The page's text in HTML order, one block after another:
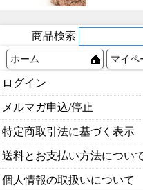
商品検索
ホーム マイペ
ログイン
メルマガ申込/停止
特定商取引法に基づく表示
送料とお支払い方法につい
個人情報の取扱いについて